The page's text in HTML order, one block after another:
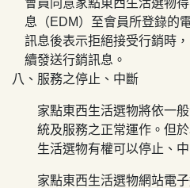
息（EDM）至會員所登錄的
訊息後表示拒絕接受行銷時，
續發送行銷訊息 。
八、 服務之停止、中斷
家點東西生活選物將依一
統及服務之正常運作。但
生活選物有權可以停止、
家點東西生活選物網站電